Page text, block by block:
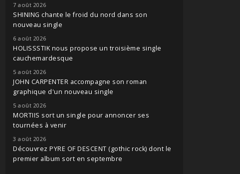
7 août 2026
SHINING chante le froid du nord dans son
nouveau single
6 août 2026
HOLISSSTIK nous propose un troisième single
cauchemardesque
5 août 2026
JOHN CARPENTER accompagne son roman
graphique d'un nouveau single
5 août 2026
MORTIIS sort un single pour annoncer ses
tournées à venir
3 août 2026
Découvrez PYRE OF DESCENT (gothic rock) dont le
premier album sort en septembre